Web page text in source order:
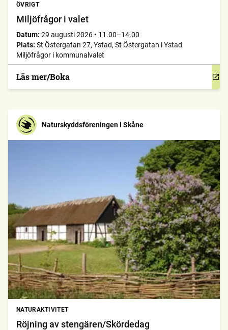
ÖVRIGT
Miljöfrågor i valet
Datum: 29 augusti 2026 • 11.00–14.00
Plats: St Östergatan 27, Ystad, St Östergatan i Ystad
Miljöfrågor i kommunalvalet
Läs mer/Boka
Naturskyddsföreningen i Skåne
NATURAKTIVITET
Röjning av stengären/Skördedag